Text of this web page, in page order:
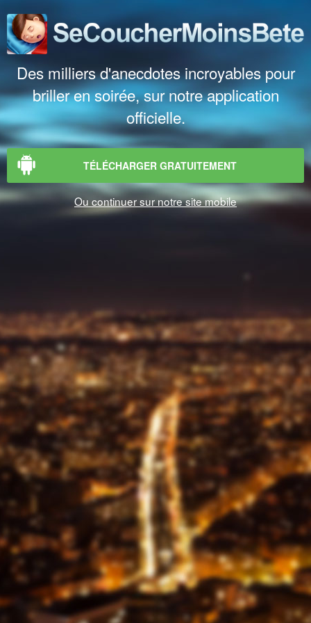
Des milliers d'anecdotes incroyables pour
briller en soirée, sur notre application
officielle.
TÉLÉCHARGER GRATUITEMENT
Ou continuer sur notre site mobile